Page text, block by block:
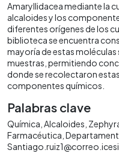
Amaryllidacea mediante la
alcaloides y los
diferentes orígenes de los
biblioteca se encuentra
mayoría de estas
muestras, permitiendo
donde se recolectaron
componentes químicos.
Palabras clave
Química Alcaloides
Farmacéutica